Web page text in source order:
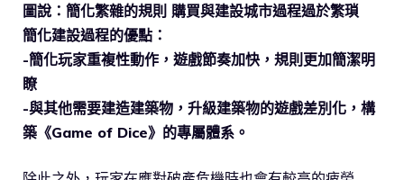
圖說：簡化繁雜的規則 購買與建設城市過程過於繁瑣
簡化建設過程的優點：
-簡化玩家重複性動作，遊戲節奏加快，規則更加簡潔明
瞭
-與其他需要建造建築物，升級建築物的遊戲差別化，構
築《Game of Dice》的專屬體系。